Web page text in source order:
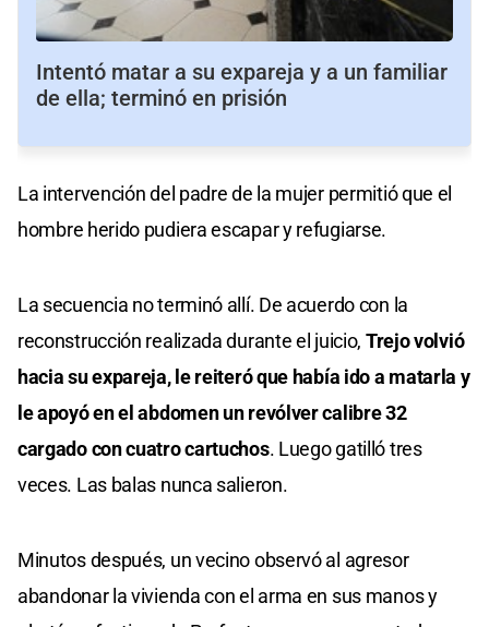
Intentó matar a su expareja y a un familiar
de ella; terminó en prisión
La intervención del padre de la mujer permitió que el
hombre herido pudiera escapar y refugiarse.
La secuencia no terminó allí. De acuerdo con la
reconstrucción realizada durante el juicio, Trejo volvió
hacia su expareja, le reiteró que había ido a matarla y
le apoyó en el abdomen un revólver calibre 32
cargado con cuatro cartuchos. Luego gatilló tres
veces. Las balas nunca salieron.
Minutos después, un vecino observó al agresor
abandonar la vivienda con el arma en sus manos y